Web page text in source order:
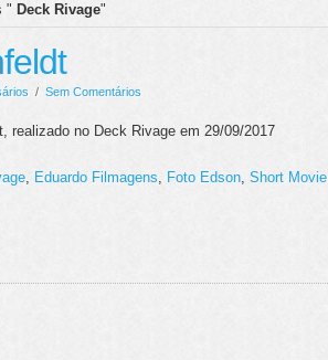
" Deck Rivage"
/ Sem Comentários
realizado no Deck Rivage em 29/09/2017
, Eduardo Filmagens, Foto Edson, Short Movie